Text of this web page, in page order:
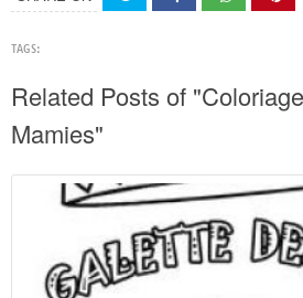
TAGS:
Related Posts of
Mamies"